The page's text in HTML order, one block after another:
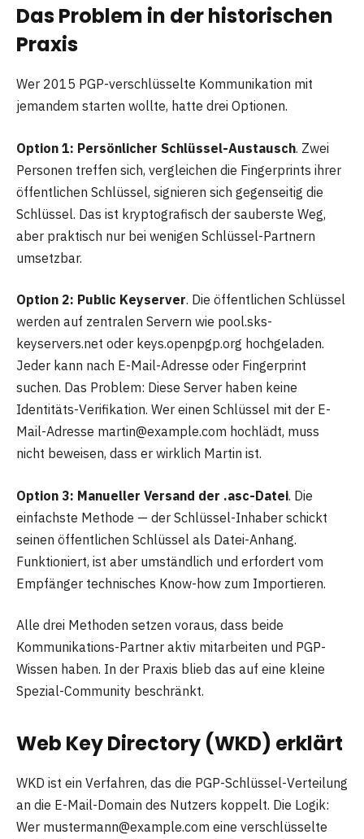
Das Problem in der historischen
Praxis
Wer 2015 PGP-verschlüsselte Kommunikation mit
jemandem starten wollte, hatte drei Optionen.
Option 1: Persönlicher Schlüssel-Austausch. Zwei
Personen treffen sich, vergleichen die Fingerprints ihrer
öffentlichen Schlüssel, signieren sich gegenseitig die
Schlüssel. Das ist kryptografisch der sauberste Weg,
aber praktisch nur bei wenigen Schlüssel-Partnern
umsetzbar.
Option 2: Public Keyserver. Die öffentlichen Schlüssel
werden auf zentralen Servern wie pool.sks-
keyservers.net oder keys.openpgp.org hochgeladen.
Jeder kann nach E-Mail-Adresse oder Fingerprint
suchen. Das Problem: Diese Server haben keine
Identitäts-Verifikation. Wer einen Schlüssel mit der E-
Mail-Adresse martin@example.com hochlädt, muss
nicht beweisen, dass er wirklich Martin ist.
Option 3: Manueller Versand der .asc-Datei. Die
einfachste Methode — der Schlüssel-Inhaber schickt
seinen öffentlichen Schlüssel als Datei-Anhang.
Funktioniert, ist aber umständlich und erfordert vom
Empfänger technisches Know-how zum Importieren.
Alle drei Methoden setzen voraus, dass beide
Kommunikations-Partner aktiv mitarbeiten und PGP-
Wissen haben. In der Praxis blieb das auf eine kleine
Spezial-Community beschränkt.
Web Key Directory (WKD) erklärt
WKD ist ein Verfahren, das die PGP-Schlüssel-Verteilung
an die E-Mail-Domain des Nutzers koppelt. Die Logik:
Wer mustermann@example.com eine verschlüsselte